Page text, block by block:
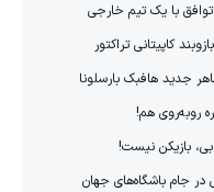
با یک تیم خارجی
کاپیتانی تراکتور
جدید هافبک بارسلونا
روبه‌روی هم!
بازیکن نیست!
در جام باشگاه‌های جهان